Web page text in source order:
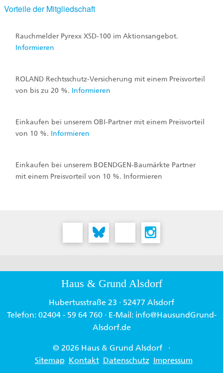
Vorteile der Mitgliedschaft
Rauchmelder Pyrexx XSD-100 im Aktionsangebot.
Informieren
ROLAND Rechtsschutz-Versicherung mit einem Preisvorteil
von bis zu 20 %. Informieren
Einkaufen bei unserem OBI-Partner mit einem Preisvorteil
von 10 %. Informieren
Einkaufen bei unserem BOENDGEN-Baumärkte Partner
mit einem Preisvorteil von 10 %. Informieren
Haus & Grund Alsdorf
Hubertusstraße 23 · 52477 Alsdorf
Telefon: 02404 - 59 64 760 · E-Mail: info@HausundGrund-
Alsdorf.de
© 2026 Haus & Grund Alsdorf
·
Sitemap Kontakt Datenschutz Impressum